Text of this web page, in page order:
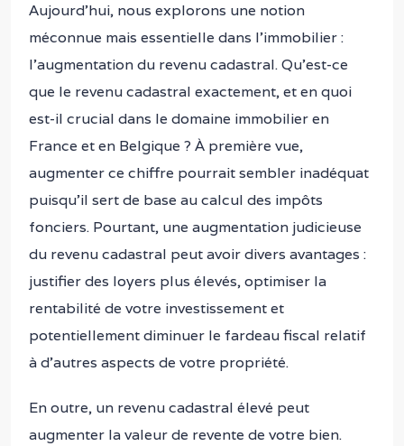
Aujourd’hui, nous explorons une notion
méconnue mais essentielle dans l’immobilier :
l’augmentation du revenu cadastral. Qu’est-ce
que le revenu cadastral exactement, et en quoi
est-il crucial dans le domaine immobilier en
France et en Belgique ? À première vue,
augmenter ce chiffre pourrait sembler inadéquat
puisqu’il sert de base au calcul des impôts
fonciers. Pourtant, une augmentation judicieuse
du revenu cadastral peut avoir divers avantages :
justifier des loyers plus élevés, optimiser la
rentabilité de votre investissement et
potentiellement diminuer le fardeau fiscal relatif
à d’autres aspects de votre propriété.
En outre, un revenu cadastral élevé peut
augmenter la valeur de revente de votre bien.